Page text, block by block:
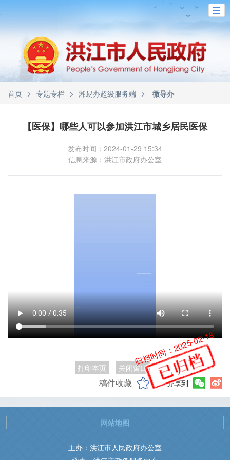
首页 > 专题专栏 > 湘易办超级服务端 > 微导办
【医保】哪些人可以参加洪江市城乡居民医保
发布时间：2024-01-29 15:34
信息来源：洪江市政府办公室
打印本页 关闭窗口
稿件收藏 分享到
主办：洪江市人民政府办公室
网站地图
归档时间：2025-02-18